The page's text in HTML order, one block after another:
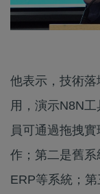
他表示，技術
用，演示N8N
員可通過拖拽
作；第二是舊
ERP等系統；